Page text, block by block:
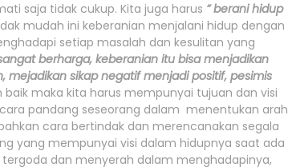
saja tidak cukup. Kita juga harus ” berani hidup
mudah ini keberanian menjalani hidup dengan
setiap masalah dan kesulitan yang
berharga, keberanian itu bisa menjadikan
sikap negatif menjadi positif, pesimis
maka kita harus mempunyai tujuan dan visi
pandang seseorang dalam menentukan arah
cara bertindak dan merencanakan segala
yang mempunyai visi dalam hidupnya saat ada
dan menyerah dalam menghadapinya,